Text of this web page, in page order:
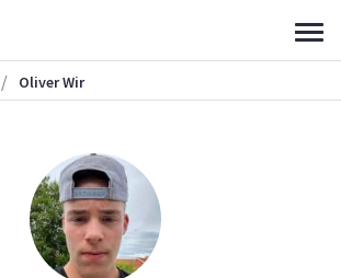
/ Oliver Wir